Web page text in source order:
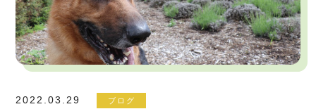
2022.03.29 ブログ